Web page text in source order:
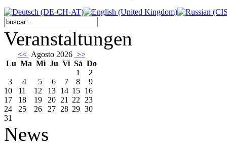
Veranstaltungen
<< Agosto 2026 >>
Lu Ma Mi Ju Vi Sá Do
1
2
3
4 5 6 7 8
9
10
11 12 13 14 15 16
17
18 19 20 21 22 23
24
25 26 27 28 29 30
31
News